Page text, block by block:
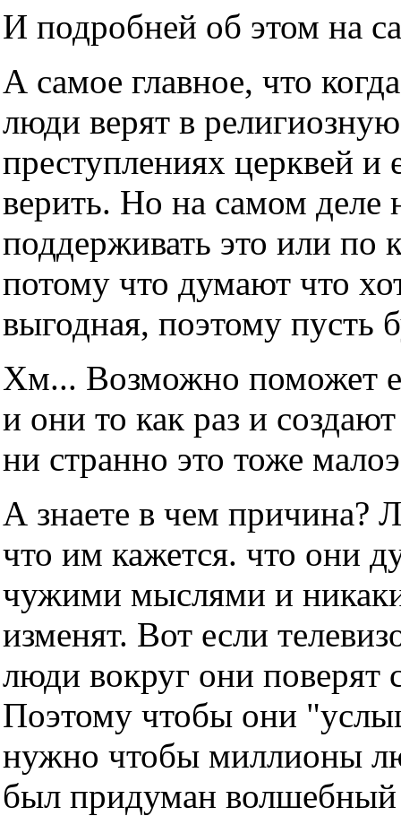
И подробней об этом на
А самое главное, что
люди верят в
преступлениях церквей и
верить. Но на самом деле
поддерживать это или по
потому что думают что
выгодная, поэтому пусть
Хм... Возможно поможет
и они то как раз и
ни странно это тоже
А знаете в чем причина?
что им кажется. что они
чужими мыслями и
изменят. Вот если
люди вокруг они поверят
Поэтому чтобы они
нужно чтобы миллионы
был придуман волшебный